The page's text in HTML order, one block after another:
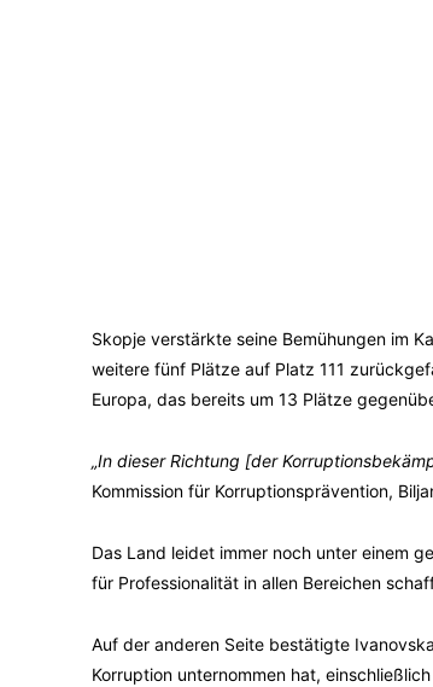
Skopje verstärkte seine Bemühungen im
weitere fünf Plätze auf Platz 111
Europa, das bereits um 13 Plätze
„In dieser Richtung [der
Kommission für Korruptionsprävention,
Das Land leidet immer noch unter einem
für Professionalität in allen Bereichen
Auf der anderen Seite bestätigte
Korruption unternommen hat,